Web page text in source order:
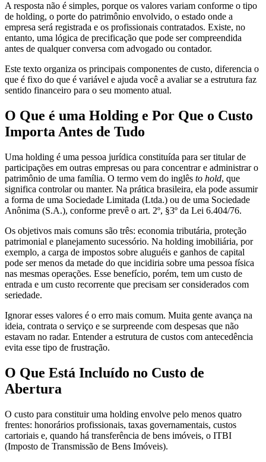
A resposta não é simples, porque os valores variam conforme o tipo
de holding, o porte do patrimônio envolvido, o estado onde a
empresa será registrada e os profissionais contratados. Existe, no
entanto, uma lógica de precificação que pode ser compreendida
antes de qualquer conversa com advogado ou contador.
Este texto organiza os principais componentes de custo, diferencia o
que é fixo do que é variável e ajuda você a avaliar se a estrutura faz
sentido financeiro para o seu momento atual.
O Que é uma Holding e Por Que o Custo
Importa Antes de Tudo
Uma holding é uma pessoa jurídica constituída para ser titular de
participações em outras empresas ou para concentrar e administrar o
patrimônio de uma família. O termo vem do inglês to hold, que
significa controlar ou manter. Na prática brasileira, ela pode assumir
a forma de uma Sociedade Limitada (Ltda.) ou de uma Sociedade
Anônima (S.A.), conforme prevê o art. 2º, §3º da Lei 6.404/76.
Os objetivos mais comuns são três: economia tributária, proteção
patrimonial e planejamento sucessório. Na holding imobiliária, por
exemplo, a carga de impostos sobre aluguéis e ganhos de capital
pode ser menos da metade do que incidiria sobre uma pessoa física
nas mesmas operações. Esse benefício, porém, tem um custo de
entrada e um custo recorrente que precisam ser considerados com
seriedade.
Ignorar esses valores é o erro mais comum. Muita gente avança na
ideia, contrata o serviço e se surpreende com despesas que não
estavam no radar. Entender a estrutura de custos com antecedência
evita esse tipo de frustração.
O Que Está Incluído no Custo de
Abertura
O custo para constituir uma holding envolve pelo menos quatro
frentes: honorários profissionais, taxas governamentais, custos
cartoriais e, quando há transferência de bens imóveis, o ITBI
(Imposto de Transmissão de Bens Imóveis).